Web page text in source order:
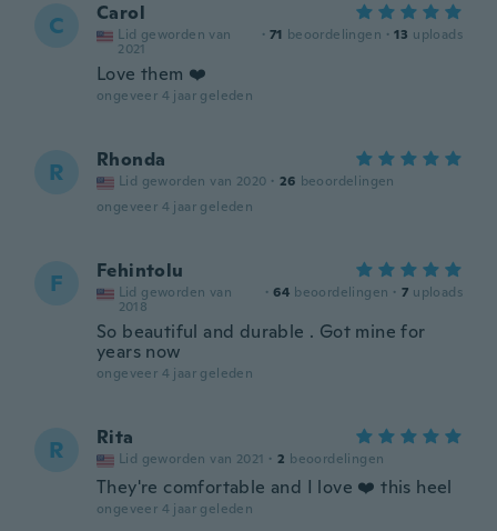
C Carol
Lid geworden van
2021
· 71 beoordelingen · 13 uploads
Love them ❤️
ongeveer 4 jaar geleden
R Rhonda
Lid geworden van 2020 · 26 beoordelingen
ongeveer 4 jaar geleden
F Fehintolu
Lid geworden van
2018
· 64 beoordelingen · 7 uploads
So beautiful and durable . Got mine for
years now
ongeveer 4 jaar geleden
R Rita
Lid geworden van 2021 · 2 beoordelingen
They're comfortable and I love ❤️ this heel
ongeveer 4 jaar geleden